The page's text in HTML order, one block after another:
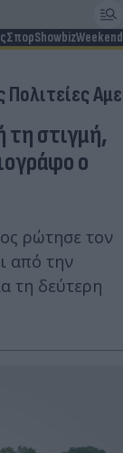
ΣπορShowbizWeekend
τη στιγμή,
ο
ρώτησε τον
από την
τη δεύτερη